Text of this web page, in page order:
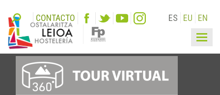
CONTACTO ES EU EN